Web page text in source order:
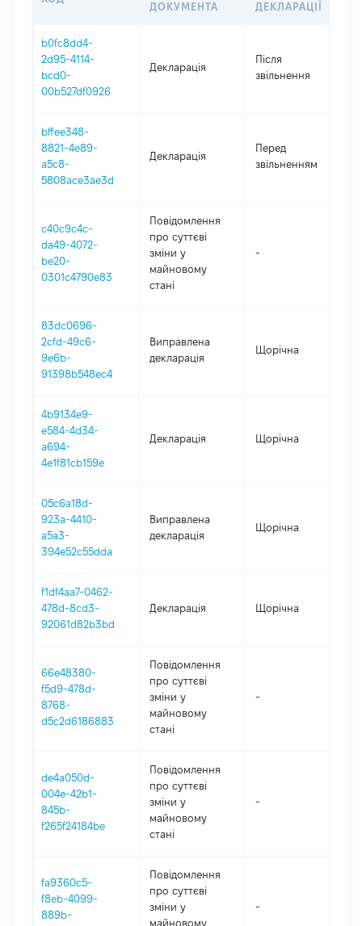
ДОКУМЕНТА
ДЕКЛАРАЦІЇ
b0fc8dd4-
2d95-4114-
bcd0-
00b527df0926
Декларація
Після
звільнення
bffee348-
8821-4e89-
a5c8-
5808ace3ae3d
Декларація
Перед
звільненням
c40c9c4c-
da49-4072-
be20-
0301c4790e83
Повідомлення
про суттєві
зміни y
майновому
стані
-
83dc0696-
2cfd-49c6-
9e6b-
91398b548ec4
Виправлена
декларація
Щорічна
4b9134e9-
e584-4d34-
a694-
4e1f81cb159e
Декларація Щорічна
05c6a18d-
923a-4410-
a5a3-
394e52c55dda
Виправлена
декларація
Щорічна
f1df4aa7-0462-
478d-8cd3-
92061d82b3bd
Декларація Щорічна
66e48380-
f5d9-478d-
8768-
d5c2d6186883
Повідомлення
про суттєві
зміни y
майновому
стані
-
de4a050d-
004e-42b1-
845b-
f265f24184be
Повідомлення
про суттєві
зміни y
майновому
стані
-
fa9360c5-
f8eb-4099-
889b-
Повідомлення
про суттєві
зміни y
майновому
-